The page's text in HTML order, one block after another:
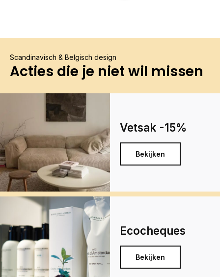
Scandinavisch & Belgisch design
Acties die je niet wil missen
Vetsak -15%
Bekijken
Ecocheques
Bekijken